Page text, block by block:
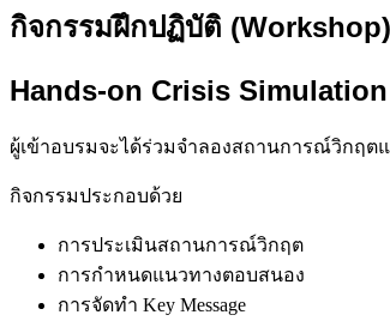
กิจกรรมฝึกปฏิบัติ (Workshop)
Hands-on Crisis
ผู้เข้าอบรมจะได้ร่วมจำลองสถานการณ์วิกฤ
กิจกรรมประกอบด้วย
การประเมินสถานการณ์วิกฤต
การกำหนดแนวทางตอบสนอง
การจัดทำ Key Message